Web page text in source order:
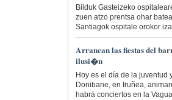
Bilduk Gasteizeko
zuen atzo prentsa ohar
Santiagok ospitale orokor
Arrancan las fiestas del
ilusi�n
Hoy es el día de la juventud
Donibane, en Iruñea,
habrá conciertos en la